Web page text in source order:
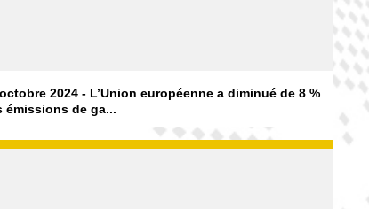
2024 - L’Union européenne a diminué de 8 %
émissions de ga...